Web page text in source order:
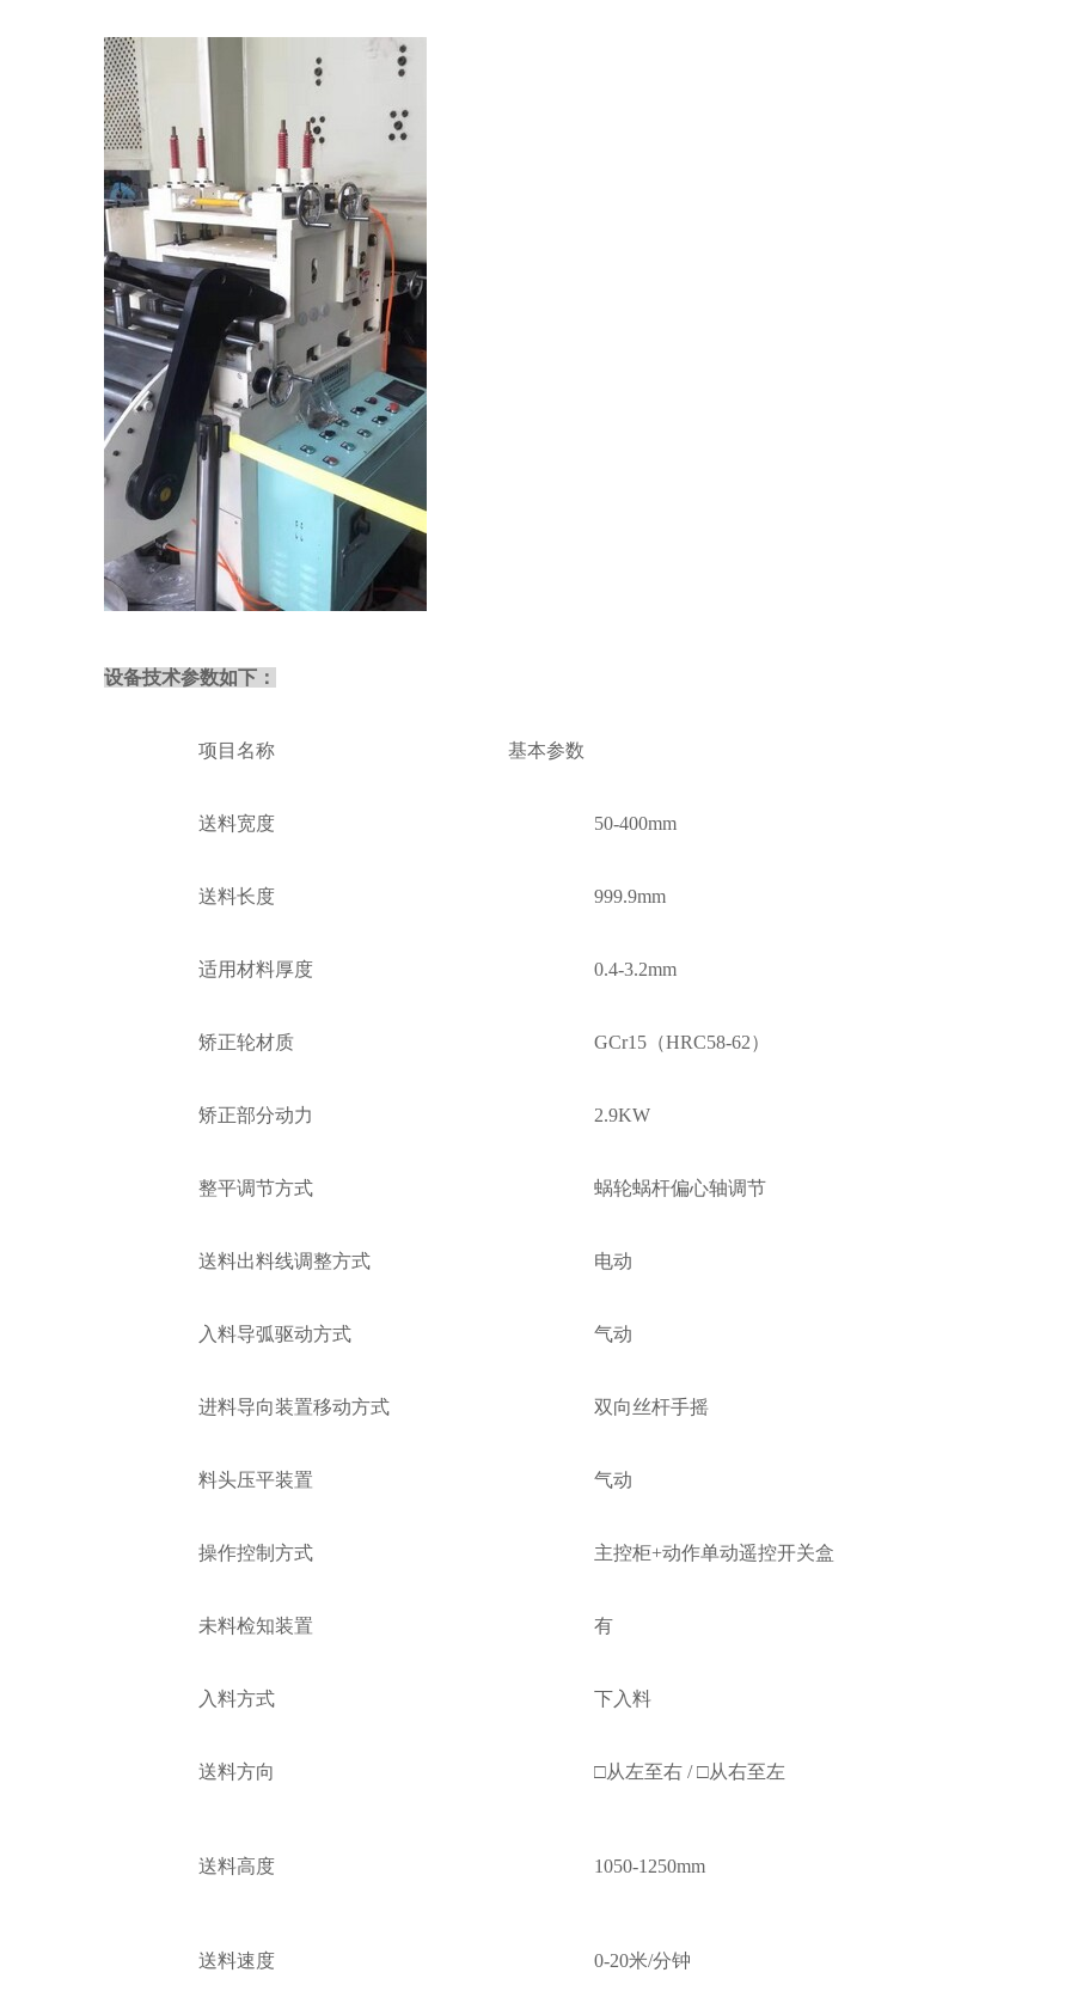
设备技术参数如下：
项目名称 基本参数
送料宽度 50-400mm
送料长度 999.9mm
适用材料厚度 0.4-3.2mm
矫正轮材质 GCr15 （HRC58-62）
矫正部分动力 2.9KW
整平调节方式 蜗轮蜗杆偏心轴调节
送料出料线调整方式 电动
入料导弧驱动方式 气动
进料导向装置移动方式 双向丝杆手摇
料头压平装置 气动
操作控制方式 主控柜+动作单动遥控开关盒
未料检知装置 有
入料方式 下入料
送料方向 □从左至右 /□从右至左
送料高度 1050-1250mm
送料速度 0-20米/分钟